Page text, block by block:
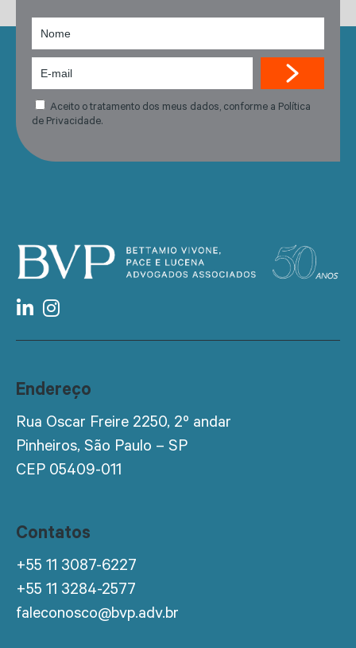
Aceito o tratamento dos meus dados, conforme a Política
de Privacidade.
Endereço
Rua Oscar Freire 2250, 2º andar
Pinheiros, São Paulo – SP
CEP 05409-011
Contatos
+55 11 3087-6227
+55 11 3284-2577
faleconosco@bvp.adv.br